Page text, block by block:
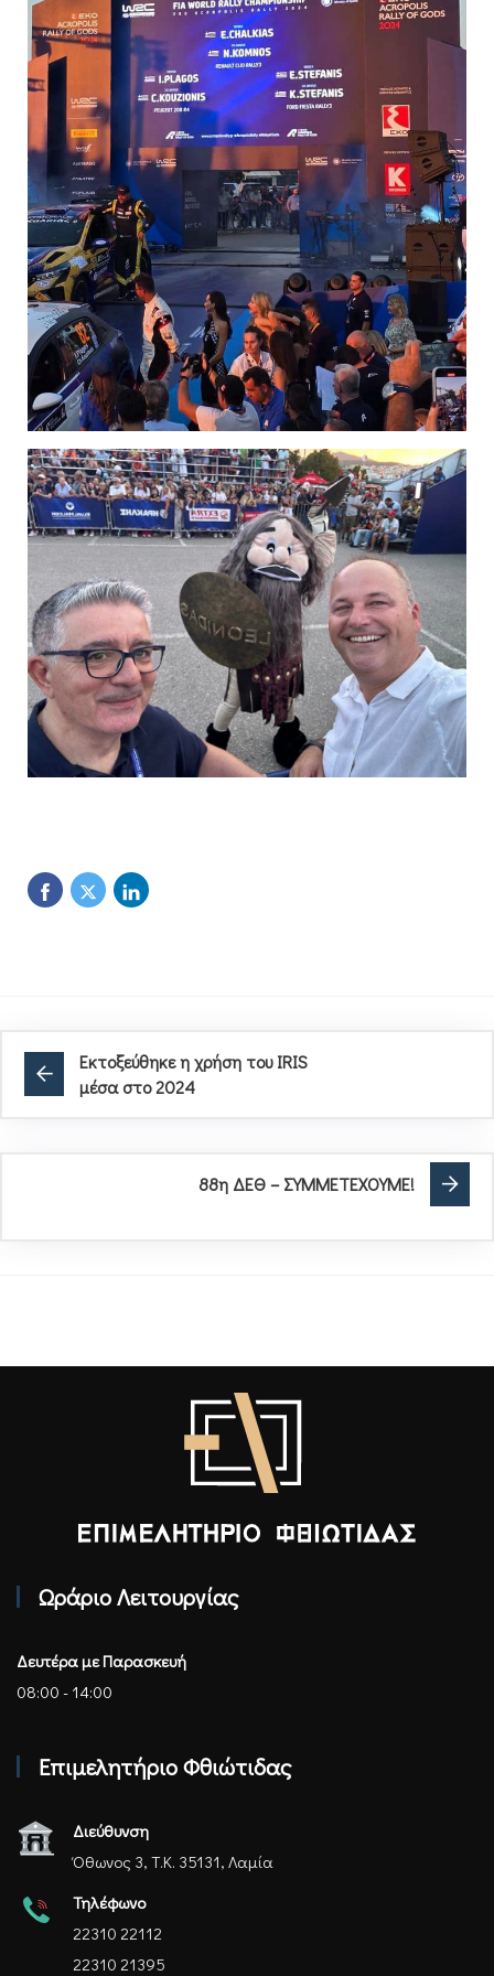
Εκτοξεύθηκε η χρήση του IRIS
μέσα στο 2024
88η ΔΕΘ – ΣΥΜΜΕΤΕΧΟΥΜΕ!
Ωράριο Λειτουργίας
Δευτέρα με Παρασκευή
08:00 - 14:00
Επιμελητήριο Φθιώτιδας
Διεύθυνση
Όθωνος 3, Τ.Κ. 35131, Λαμία
Τηλέφωνο
22310 22112
22310 21395